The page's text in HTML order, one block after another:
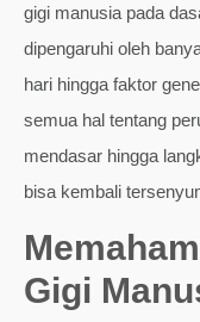
gigi manusia pada
dipengaruhi oleh
hari hingga faktor
semua hal tentang
mendasar hingga
bisa kembali
Gigi